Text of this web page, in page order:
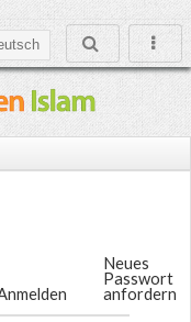
Neues
Passwort
anfordern